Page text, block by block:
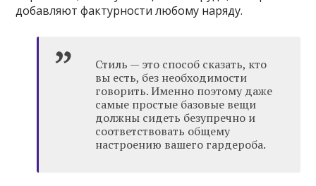
добавляют фактурности любому наряду.
Стиль — это способ сказать, кто
вы есть, без необходимости
говорить. Именно поэтому даже
самые простые базовые вещи
должны сидеть безупречно и
соответствовать общему
настроению вашего гардероба.